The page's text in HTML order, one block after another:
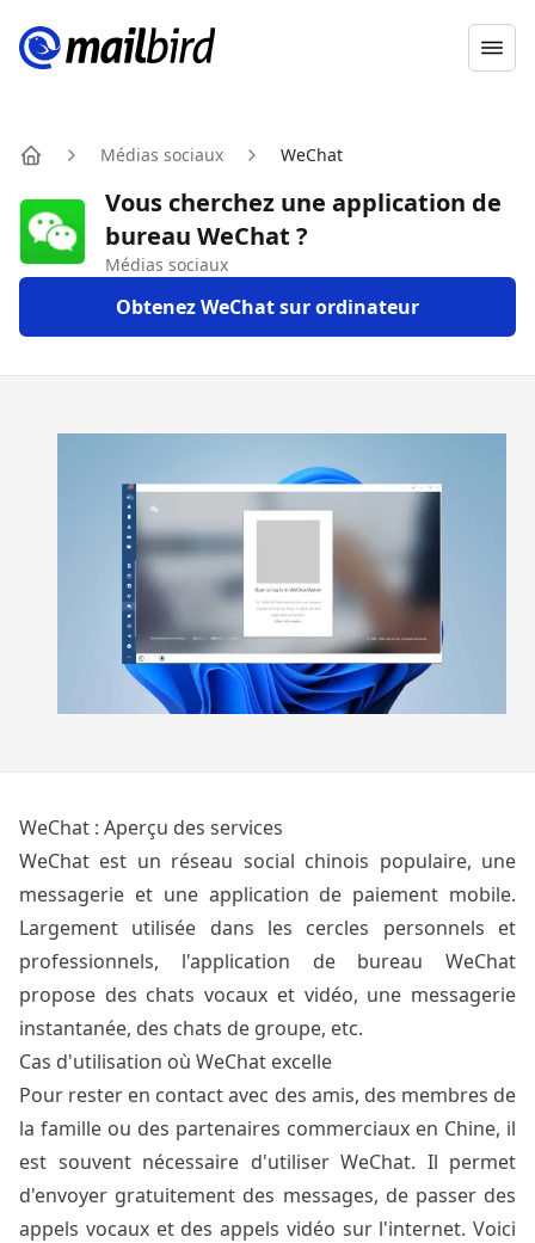
Médias sociaux WeChat
Vous cherchez une application de
bureau WeChat ?
Médias sociaux
Obtenez WeChat sur ordinateur
WeChat : Aperçu des services
WeChat est un réseau social chinois populaire, une
messagerie et une application de paiement mobile.
Largement utilisée dans les cercles personnels et
professionnels, l'application de bureau WeChat
propose des chats vocaux et vidéo, une messagerie
instantanée, des chats de groupe, etc.
Cas d'utilisation où WeChat excelle
Pour rester en contact avec des amis, des membres de
la famille ou des partenaires commerciaux en Chine, il
est souvent nécessaire d'utiliser WeChat. Il permet
d'envoyer gratuitement des messages, de passer des
appels vocaux et des appels vidéo sur l'internet. Voici